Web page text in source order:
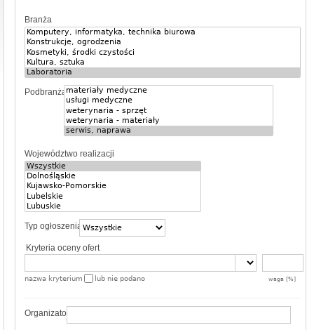
Branża
Podbranża
Województwo realizacji
Typ ogłoszenia
Kryteria oceny ofert
nazwa kryterium waga [%]
lub nie podano
Organizator